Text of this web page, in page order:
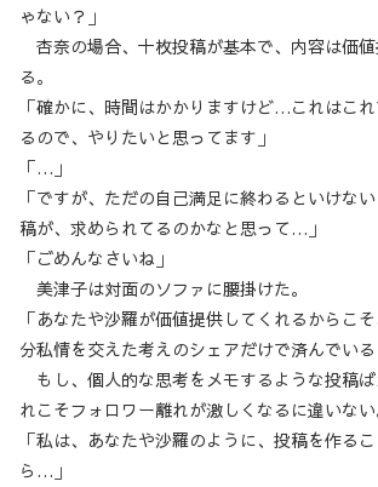
ゃない？」
杏奈の場合、十枚投稿が基本で、内容は価
る。
「確かに、時間はかかりますけど…これはこ
るので、やりたいと思ってます」
「…」
「ですが、ただの自己満足に終わるといけな
稿が、求められてるのかなと思って…」
「ごめんなさいね」
美津子は対面のソファに腰掛けた。
「あなたや沙羅が価値提供してくれるからこ
分私情を交えた考えのシェアだけで済んでいる
もし、個人的な思考をメモするような投稿
れこそフォロワー離れが激しくなるに違いない
「私は、あなたや沙羅のように、投稿を作る
ら…」